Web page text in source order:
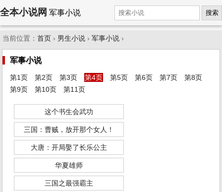
全本小说网 军事小说 搜索
当前位置： 首页 › 男生小说 › 军事小说 ›
军事小说
第1页 第2页 第3页 第4页 第5页 第6页 第7页
第8页
第9页
第10页 第11页
这个书生会武功
三国：曹贼，放开那个女人！
大唐：开局娶了长乐公主
华夏雄师
三国之最强霸主